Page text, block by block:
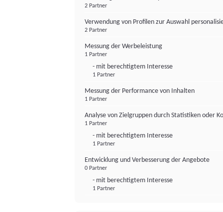
2 Partner
Verwendung von Profilen zur Auswahl
2 Partner
Messung der Werbeleistung
1 Partner
- mit berechtigtem Interesse
1 Partner
Messung der Performance von Inhalten
1 Partner
Analyse von Zielgruppen durch Statistiken oder
1 Partner
- mit berechtigtem Interesse
1 Partner
Entwicklung und Verbesserung der Angebote
0 Partner
- mit berechtigtem Interesse
1 Partner